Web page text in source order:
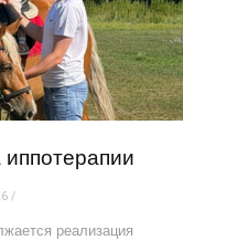
реализация